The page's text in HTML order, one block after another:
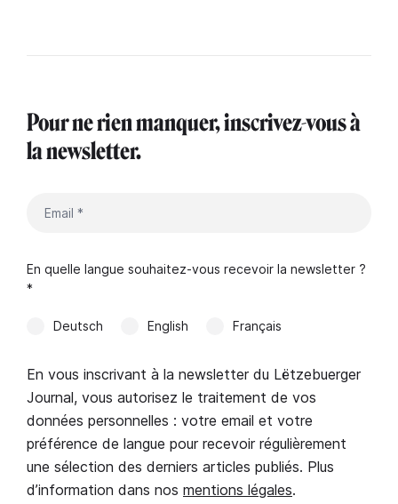
Pour ne rien manquer, inscrivez-vous à
la newsletter.
En quelle langue souhaitez-vous recevoir la newsletter ?
*
Deutsch English Français
En vous inscrivant à la newsletter du Lëtzebuerger
Journal, vous autorisez le traitement de vos
données personnelles : votre email et votre
préférence de langue pour recevoir régulièrement
une sélection des derniers articles publiés. Plus
d’information dans nos mentions légales.